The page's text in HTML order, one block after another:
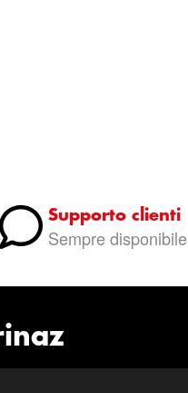
Supporto clienti
Sempre disponibile